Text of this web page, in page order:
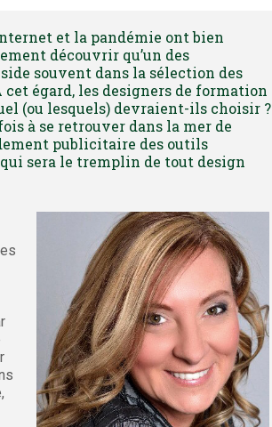
et la pandémie ont bien
découvrir qu’un des
souvent dans la sélection des
égard, les designers de formation
(ou lesquels) devraient-ils choisir ?
à se retrouver dans la mer de
publicitaire des outils
sera le tremplin de tout design